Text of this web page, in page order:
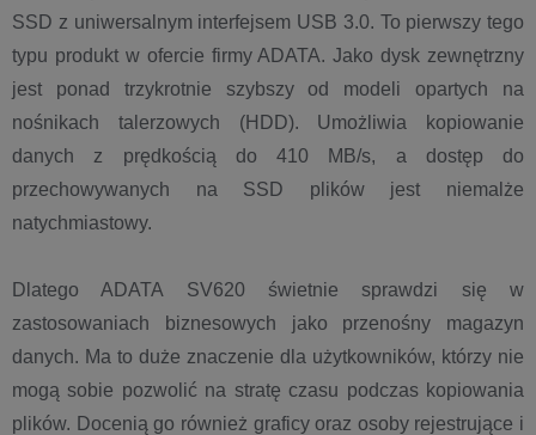
SSD z uniwersalnym interfejsem USB 3.0. To pierwszy tego
typu produkt w ofercie firmy ADATA. Jako dysk zewnętrzny
jest ponad trzykrotnie szybszy od modeli opartych na
nośnikach talerzowych (HDD). Umożliwia kopiowanie
danych z prędkością do 410 MB/s, a dostęp do
przechowywanych na SSD plików jest niemalże
natychmiastowy.
Dlatego ADATA SV620 świetnie sprawdzi się w
zastosowaniach biznesowych jako przenośny magazyn
danych. Ma to duże znaczenie dla użytkowników, którzy nie
mogą sobie pozwolić na stratę czasu podczas kopiowania
plików. Docenią go również graficy oraz osoby rejestrujące i